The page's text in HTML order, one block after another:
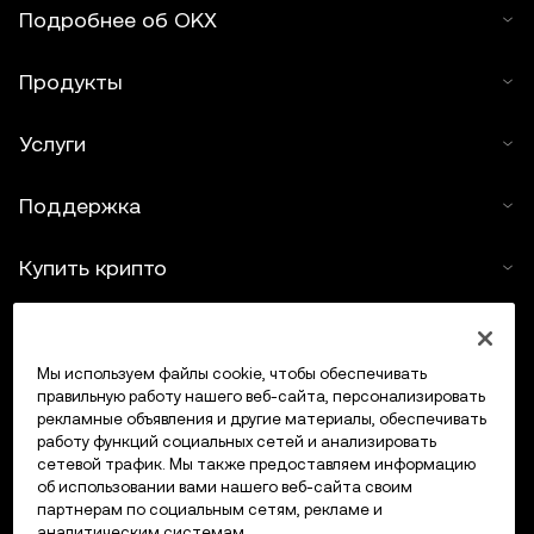
Подробнее об OKX
Продукты
Услуги
Поддержка
Купить крипто
Трейдинг
Мы используем файлы cookie, чтобы обеспечивать
правильную работу нашего веб-сайта, персонализировать
рекламные объявления и другие материалы, обеспечивать
работу функций социальных сетей и анализировать
сетевой трафик. Мы также предоставляем информацию
об использовании вами нашего веб-сайта своим
партнерам по социальным сетям, рекламе и